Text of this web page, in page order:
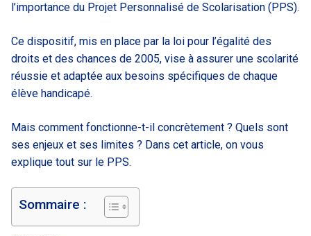
l’importance du Projet Personnalisé de Scolarisation (PPS).
Ce dispositif, mis en place par la loi pour l’égalité des
droits et des chances de 2005, vise à assurer une scolarité
réussie et adaptée aux besoins spécifiques de chaque
élève handicapé.
Mais comment fonctionne-t-il concrètement ? Quels sont
ses enjeux et ses limites ? Dans cet article, on vous
explique tout sur le PPS.
Sommaire :